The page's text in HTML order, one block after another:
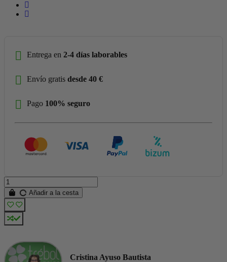
Entrega en 2-4 días laborables
Envío gratis desde 40 €
Pago 100% seguro
Añadir a la cesta
Cristina Ayuso Bautista